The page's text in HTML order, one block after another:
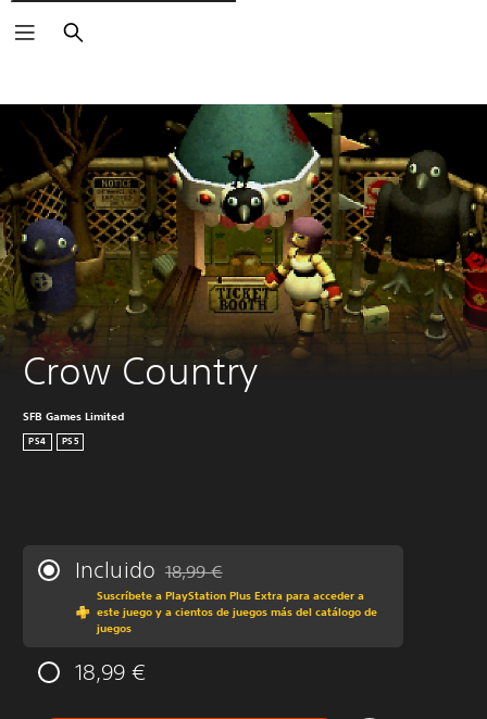
Buscar
Crow Country
SFB Games Limited
PS4 PS5
Incluido Rebajado del precio original de 18,99 €
18,99 €
Suscríbete a PlayStation Plus Extra para acceder a
este juego y a cientos de juegos más del catálogo de
juegos
18,99 €